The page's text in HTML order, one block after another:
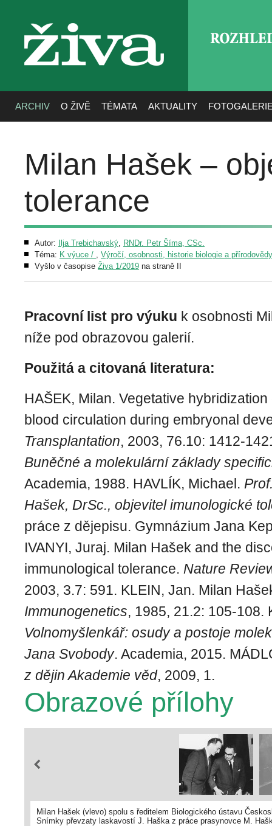
živa
ARCHIV O ŽIVĚ TÉMATA AKTUALITY
Milan Hašek –
tolerance
Autor: Ilja Trebichavský, RNDr. Petr Šíma, CSc.
Téma: K výuce / , Výročí, osobnosti, historie biologie a
Vyšlo v časopise Živa 1/2019 na straně II
Pracovní list pro výuku k osobnosti
níže pod obrazovou galerií.
Použitá a citovaná literatura:
HAŠEK, Milan. Vegetative
blood circulation during embryonal
Transplantation, 2003, 76.10: 1412-
Buněčné a molekulární základy
Academia, 1988. HAVLÍK, Michael.
Hašek, DrSc., objevitel imunologické
práce z dějepisu. Gymnázium Jana
IVANYI, Juraj. Milan Hašek and the
immunological tolerance. Nature
2003, 3.7: 591. KLEIN, Jan. Milan
Immunogenetics, 1985, 21.2: 105-108.
Volnomyšlenkář: osudy a postoje
Jana Svobody. Academia, 2015.
z dějin Akademie věd, 2009, 1.
Obrazové přílohy
Milan Hašek (vlevo) spolu s ředitelem Biologického ústavu
Snímky převzaty laskavostí J. Haška z práce prasynovce M.